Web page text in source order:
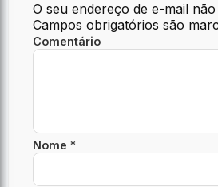
O seu endereço de e-mail
Campos obrigatórios são
Comentário
Nome *